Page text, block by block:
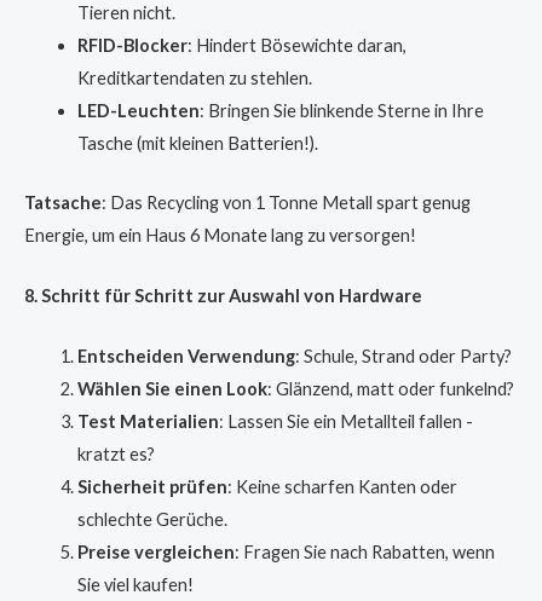
Tieren nicht.
RFID-Blocker: Hindert Bösewichte daran,
Kreditkartendaten zu stehlen.
LED-Leuchten: Bringen Sie blinkende Sterne in Ihre
Tasche (mit kleinen Batterien!).
Tatsache: Das Recycling von 1 Tonne Metall spart genug
Energie, um ein Haus 6 Monate lang zu versorgen!
8. Schritt für Schritt zur Auswahl von Hardware
Entscheiden Verwendung: Schule, Strand oder Party?
Wählen Sie einen Look: Glänzend, matt oder funkelnd?
Test Materialien: Lassen Sie ein Metallteil fallen -
kratzt es?
Sicherheit prüfen: Keine scharfen Kanten oder
schlechte Gerüche.
Preise vergleichen: Fragen Sie nach Rabatten, wenn
Sie viel kaufen!